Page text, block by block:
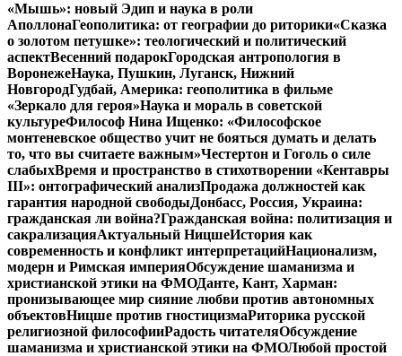
«Мышь»: новый Эдип и наука в роли
АполлонаГеополитика: от географии до риторики«Сказка
о золотом петушке»: теологический и политический
аспектВесенний подарокГородская антропология в
ВоронежеНаука, Пушкин, Луганск, Нижний
НовгородГудбай, Америка: геополитика в фильме
«Зеркало для героя»Наука и мораль в советской
культуреФилософ Нина Ищенко: «Философское
монтеневское общество учит не бояться думать и делать
то, что вы считаете важным»Честертон и Гоголь о силе
слабыхВремя и пространство в стихотворении «Кентавры
III»: онтографический анализПродажа должностей как
гарантия народной свободыДонбасс, Россия, Украина:
гражданская ли война?Гражданская война: политизация и
сакрализацияАктуальный НицшеИстория как
современность и конфликт интерпретацийНационализм,
модерн и Римская империяОбсуждение шаманизма и
христианской этики на ФМОДанте, Кант, Харман:
пронизывающее мир сияние любви против автономных
объектовНицше против гностицизмаРиторика русской
религиозной философииРадость читателяОбсуждение
шаманизма и христианской этики на ФМОЛюбой простой